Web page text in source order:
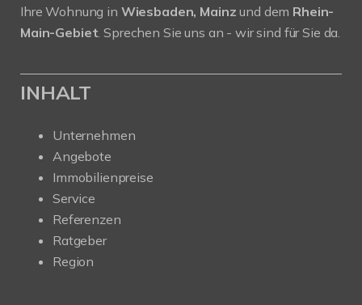
Ihre Wohnung in Wiesbaden, Mainzund dem Rhein-
Main-Gebiet. Sprechen Sie uns an - wir sind für Sie da.
INHALT
Unternehmen
Angebote
Immobilienpreise
Service
Referenzen
Ratgeber
Region